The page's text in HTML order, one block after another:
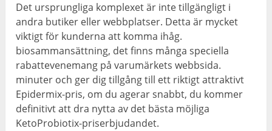
Det ursprungliga komplexet är inte tillgängligt i
andra butiker eller webbplatser. Detta är mycket
viktigt för kunderna att komma ihåg.
biosammansättning, det finns många speciella
rabattevenemang på varumärkets webbsida.
minuter och ger dig tillgång till ett riktigt attraktivt
Epidermix-pris, om du agerar snabbt, du kommer
definitivt att dra nytta av det bästa möjliga
KetoProbiotix-priserbjudandet.